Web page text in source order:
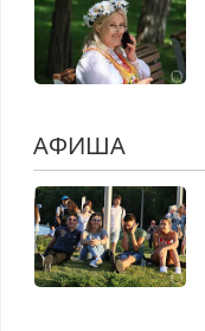
АФИША